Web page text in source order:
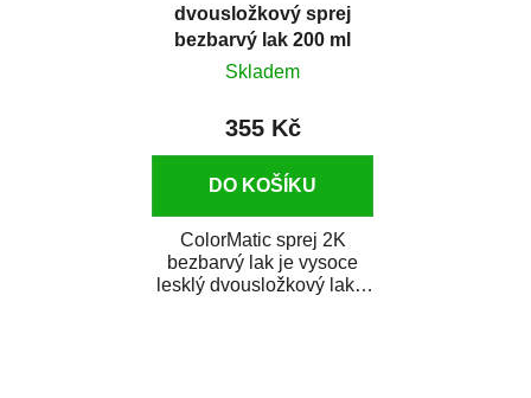
dvousložkový sprej
bezbarvý lak 200 ml
Skladem
355 Kč
DO KOŠÍKU
ColorMatic sprej 2K
bezbarvý lak je vysoce
lesklý dvousložkový lak s